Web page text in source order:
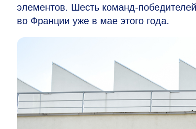
элементов. Шесть команд-
во Франции уже в мае этого года.